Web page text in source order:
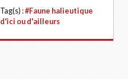
Tag(s) :#Faune halieutique
d'ici ou d'ailleurs